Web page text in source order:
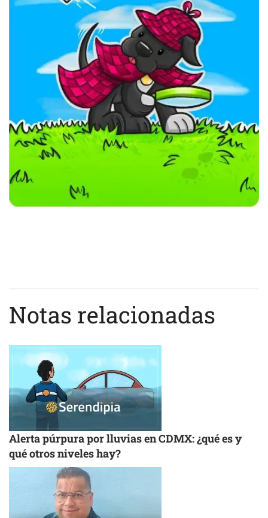
Notas relacionadas
Alerta púrpura por lluvias en CDMX: ¿qué es y
qué otros niveles hay?